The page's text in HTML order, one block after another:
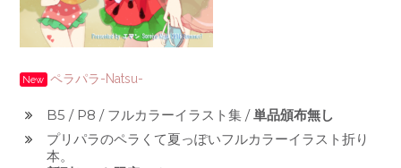
New ペラパラ-Natsu-
B5 / P8 / フルカラーイラスト集 /単品頒布無し
プリパラのペラくて夏っぽいフルカラーイラスト折り
本。